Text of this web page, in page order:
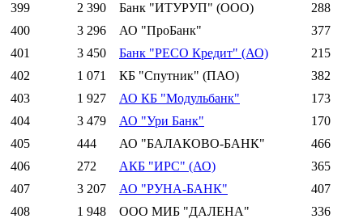
399
2 390 Банк "ИТУРУП" (ООО)
288
400
3 296 АО "ПроБанк"
377
401
3 450 Банк "РЕСО Кредит" (АО)
215
402
1 071 КБ "Спутник" (ПАО)
382
403
1 927 АО КБ "Модульбанк"
173
404
3 479 АО "Ури Банк"
170
405
444 АО "БАЛАКОВО-БАНК"
466
406
272 АКБ "ИРС" (АО)
365
407
3 207 АО "РУНА-БАНК"
407
408
1 948 ООО МИБ "ДАЛЕНА"
336